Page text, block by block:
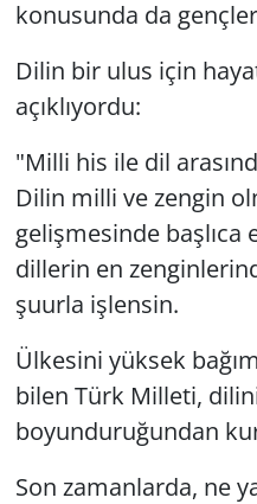
konusunda da
Dilin bir ulus için
açıklıyordu:
"Milli his ile dil
Dilin milli ve zengin
gelişmesinde başlıca
dillerin en
şuurla işlensin.
Ülkesini yüksek
bilen Türk Milleti,
boyunduruğundan
Son zamanlarda, ne